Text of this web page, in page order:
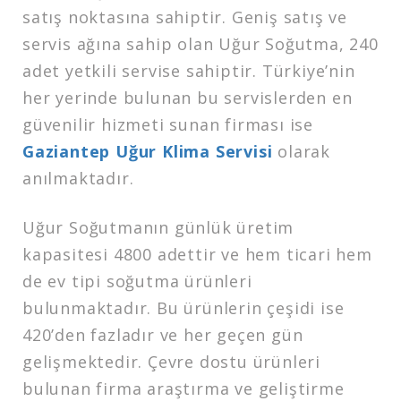
satış noktasına sahiptir. Geniş satış ve
servis ağına sahip olan Uğur Soğutma, 240
adet yetkili servise sahiptir. Türkiye’nin
her yerinde bulunan bu servislerden en
güvenilir hizmeti sunan firması ise
Gaziantep Uğur Klima Servisi olarak
anılmaktadır.
Uğur Soğutmanın günlük üretim
kapasitesi 4800 adettir ve hem ticari hem
de ev tipi soğutma ürünleri
bulunmaktadır. Bu ürünlerin çeşidi ise
420’den fazladır ve her geçen gün
gelişmektedir. Çevre dostu ürünleri
bulunan firma araştırma ve geliştirme